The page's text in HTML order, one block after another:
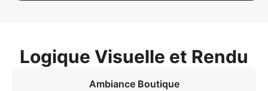
Logique Visuelle et Rendu
Ambiance Boutique